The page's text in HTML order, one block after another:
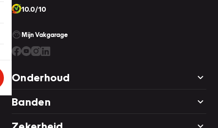
10.0/10
Mijn Vakgarage
Onderhoud
Banden